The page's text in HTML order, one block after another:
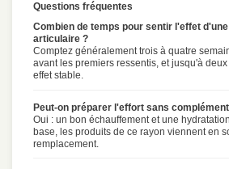
Questions fréquentes
Combien de temps pour sentir l'effet
articulaire ?
Comptez généralement trois à quatre
avant les premiers ressentis, et jusqu'à
effet stable.
Peut-on préparer l'effort sans
Oui : un bon échauffement et une
base, les produits de ce rayon viennent en
remplacement.